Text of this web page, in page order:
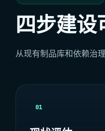
四步建设
从现有制品库和依赖治
01